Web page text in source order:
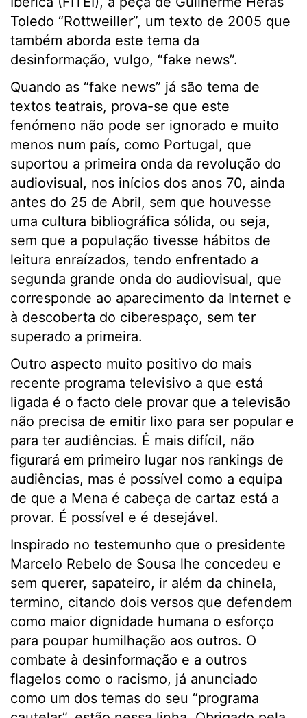
Toledo “Rottweiller”, um texto de 2005 que
também aborda este tema da
desinformação, vulgo, “fake news”.
Quando as “fake news” já são tema de
textos teatrais, prova-se que este
fenómeno não pode ser ignorado e muito
menos num país, como Portugal, que
suportou a primeira onda da revolução do
audiovisual, nos inícios dos anos 70, ainda
antes do 25 de Abril, sem que houvesse
uma cultura bibliográfica sólida, ou seja,
sem que a população tivesse hábitos de
leitura enraízados, tendo enfrentado a
segunda grande onda do audiovisual, que
corresponde ao aparecimento da Internet e
à descoberta do ciberespaço, sem ter
superado a primeira.
Outro aspecto muito positivo do mais
recente programa televisivo a que está
ligada é o facto dele provar que a televisão
não precisa de emitir lixo para ser popular e
para ter audiências. Ė mais difícil, não
figurará em primeiro lugar nos rankings de
audiências, mas é possível como a equipa
de que a Mena é cabeça de cartaz está a
provar. É possível e é desejável.
Inspirado no testemunho que o presidente
Marcelo Rebelo de Sousa lhe concedeu e
sem querer, sapateiro, ir além da chinela,
termino, citando dois versos que defendem
como maior dignidade humana o esforço
para poupar humilhação aos outros. O
combate à desinformação e a outros
flagelos como o racismo, já anunciado
como um dos temas do seu “programa